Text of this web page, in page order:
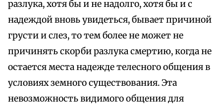
разлука, хотя бы и не надолго, хотя бы и с
надеждой вновь увидеться, бывает причиной
грусти и слез, то тем более не может не
причинять скорби разлука смертию, когда не
остается места надежде телесного общения в
условиях земного существования. Эта
невозможность видимого общения для